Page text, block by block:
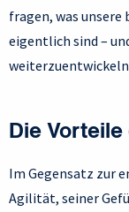
fragen, was
eigentlich sind –
Die
Im Gegensatz zur
Agilität, seiner